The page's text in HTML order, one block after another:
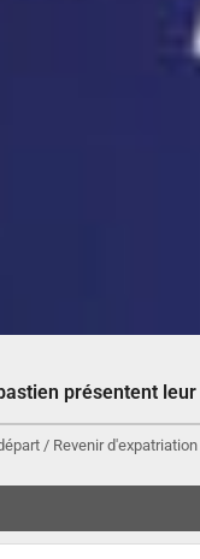
présentent
/ Revenir d'expatriation